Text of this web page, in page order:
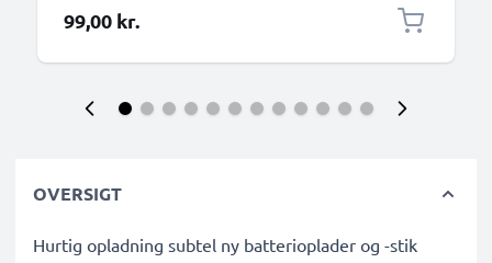
99,00 kr.
OVERSIGT
Hurtig opladning subtel ny batterioplader og -stik